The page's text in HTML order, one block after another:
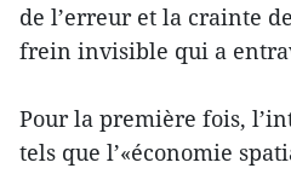
de l’erreur et la crainte
frein invisible qui a
Pour la première fois,
tels que l’«économie